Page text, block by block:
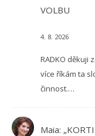
VOLBU
4. 8. 2026
RADKO děkuji
více říkám ta
činnost.…
Maia: